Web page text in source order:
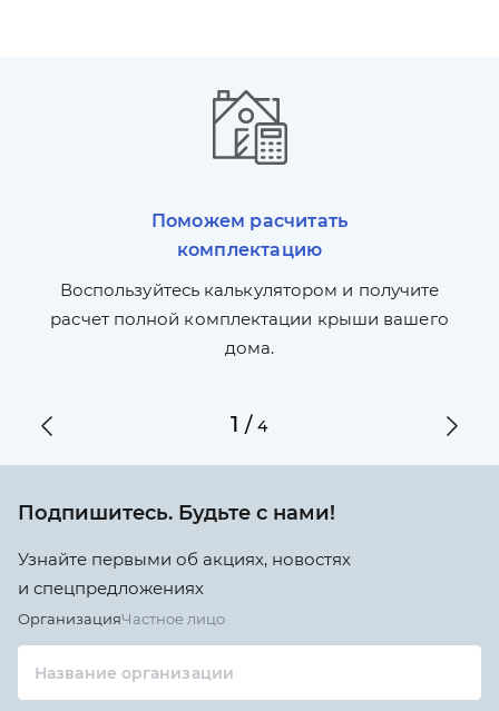
Поможем расчитать
комплектацию
Воспользуйтесь калькулятором и получите
расчет полной комплектации крыши вашего
дома.
1 /4
Подпишитесь. Будьте с нами!
Узнайте первыми об акциях, новостях
и спецпредложениях
ОрганизацияЧастное лицо
Название организации